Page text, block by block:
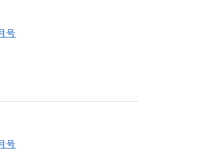
号
号